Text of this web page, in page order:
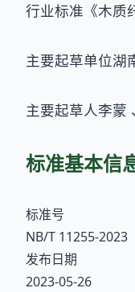
行业标准《木质
主要起草单位湖
主要起草人李蒙
标准基本信
标准号
NB/T 11255-2023
发布日期
2023-05-26